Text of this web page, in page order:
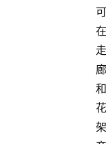
可
在
走
廊
和
花
架